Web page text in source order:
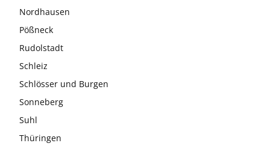
Nordhausen
Pößneck
Rudolstadt
Schleiz
Schlösser und Burgen
Sonneberg
Suhl
Thüringen